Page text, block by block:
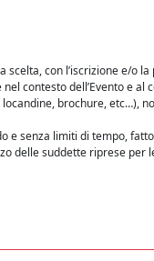
con l’iscrizione e/o la
contesto dell’Evento e al
brochure, etc…),
e senza limiti di tempo,
delle suddette riprese